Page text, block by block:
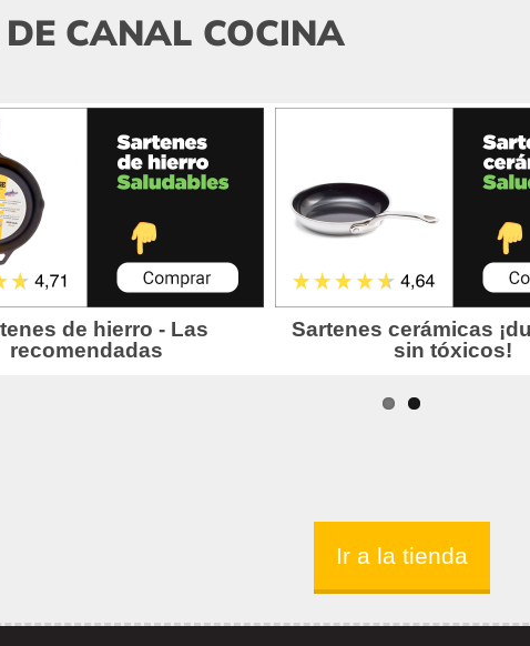
CANAL COCINA
Ir a la tienda